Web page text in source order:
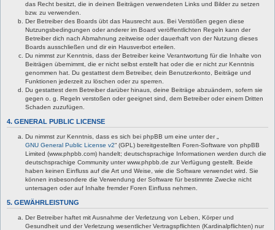
das Recht besitzt, die in deinen Beiträgen verwendeten Links und Bilder zu setzen
bzw. zu verwenden.
Der Betreiber des Boards übt das Hausrecht aus. Bei Verstößen gegen diese
Nutzungsbedingungen oder anderer im Board veröffentlichten Regeln kann der
Betreiber dich nach Abmahnung zeitweise oder dauerhaft von der Nutzung dieses
Boards ausschließen und dir ein Hausverbot erteilen.
Du nimmst zur Kenntnis, dass der Betreiber keine Verantwortung für die Inhalte von
Beiträgen übernimmt, die er nicht selbst erstellt hat oder die er nicht zur Kenntnis
genommen hat. Du gestattest dem Betreiber, dein Benutzerkonto, Beiträge und
Funktionen jederzeit zu löschen oder zu sperren.
Du gestattest dem Betreiber darüber hinaus, deine Beiträge abzuändern, sofern sie
gegen o. g. Regeln verstoßen oder geeignet sind, dem Betreiber oder einem Dritten
Schaden zuzufügen.
4. GENERAL PUBLIC LICENSE
Du nimmst zur Kenntnis, dass es sich bei phpBB um eine unter der „
GNU General Public License v2“ (GPL) bereitgestellten Foren-Software von phpBB
Limited (www.phpbb.com) handelt; deutschsprachige Informationen werden durch die
deutschsprachige Community unter www.phpbb.de zur Verfügung gestellt. Beide
haben keinen Einfluss auf die Art und Weise, wie die Software verwendet wird. Sie
können insbesondere die Verwendung der Software für bestimmte Zwecke nicht
untersagen oder auf Inhalte fremder Foren Einfluss nehmen.
5. GEWÄHRLEISTUNG
Der Betreiber haftet mit Ausnahme der Verletzung von Leben, Körper und
Gesundheit und der Verletzung wesentlicher Vertragspflichten (Kardinalpflichten) nur